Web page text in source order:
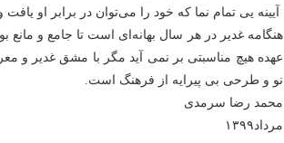
آیینه یی تمام نما که خود را می‌توان در برابر او
هنگامه غدیر در هر سال بهانه‌ای است تا جامع و
عهده هیچ مناسبتی بر نمی آید مگر با مشق غدیر و
نو و طرحی بی پیرایه از فرهنگ است.
محمد رضا سرمدی
مرداد۱۳۹۹